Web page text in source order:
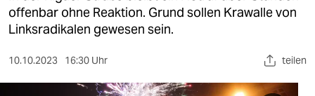
gesellschaft
sport
offenbar ohne Reaktion. Grund sollen Krawalle von
Linksradikalen gewesen sein.
10.10.2023 16:30 Uhr teilen